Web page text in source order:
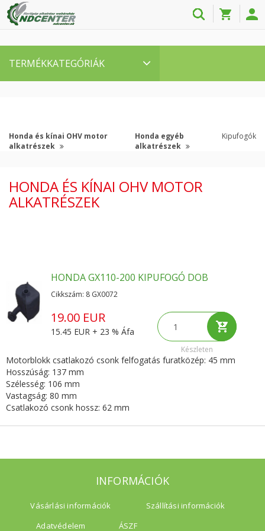
TERMÉKKATEGÓRIÁK
Honda és kínai OHV motor
alkatrészek
Honda egyéb
alkatrészek
Kipufogók
HONDA ÉS KÍNAI OHV MOTOR
ALKATRÉSZEK
HONDA GX110-200 KIPUFOGÓ DOB
Cikkszám: 8 GX0072
19.00 EUR
15.45 EUR + 23 % Áfa
Készleten
Motorblokk csatlakozó csonk felfogatás furatközép: 45 mm
Hosszúság: 137 mm
Szélesség: 106 mm
Vastagság: 80 mm
Csatlakozó csonk hossz: 62 mm
INFORMÁCIÓK
Vásárlási információk
Szállítási információk
Adatvédelem
ÁSZF